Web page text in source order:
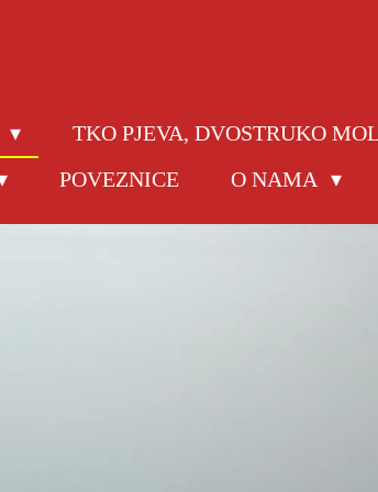
TKO PJEVA, DVOSTRUKO
POVEZNICE O NAMA